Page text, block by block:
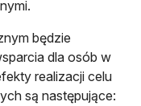
będzie
dla osób w
realizacji celu
są następujące: